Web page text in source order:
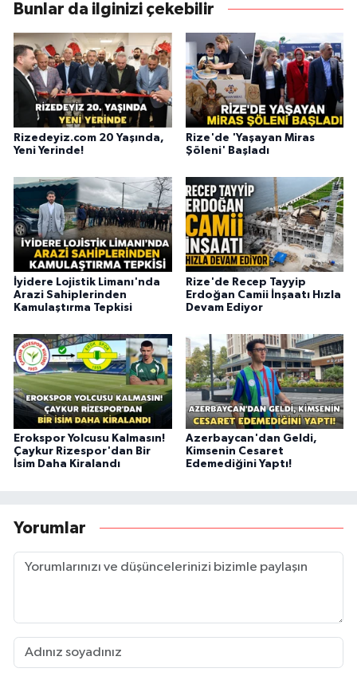
Bunlar da ilginizi çekebilir
Rizedeyiz.com 20 Yaşında,
Yeni Yerinde!
Rize'de 'Yaşayan Miras
Şöleni' Başladı
İyidere Lojistik Limanı'nda
Arazi Sahiplerinden
Kamulaştırma Tepkisi
Rize'de Recep Tayyip
Erdoğan Camii İnşaatı Hızla
Devam Ediyor
Erokspor Yolcusu Kalmasın!
Çaykur Rizespor'dan Bir
İsim Daha Kiralandı
Azerbaycan'dan Geldi,
Kimsenin Cesaret
Edemediğini Yaptı!
Yorumlar